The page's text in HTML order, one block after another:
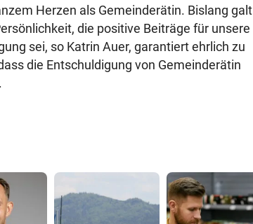
Herzen als Gemeinderätin. Bislang galt
die positive Beiträge für unsere
sei, so Katrin Auer, garantiert ehrlich zu
die Entschuldigung von Gemeinderätin